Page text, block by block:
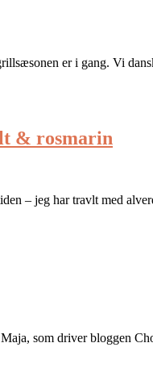
er i gang. Vi
& rosmarin
– jeg har travlt med
som driver bloggen